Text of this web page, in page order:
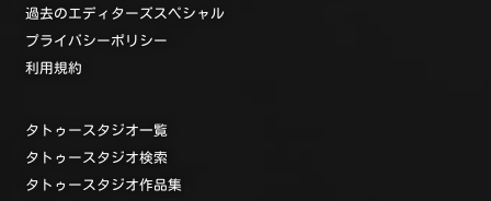
過去のエディターズスペシャル
プライバシーポリシー
利用規約
タトゥースタジオ一覧
タトゥースタジオ検索
タトゥースタジオ作品集